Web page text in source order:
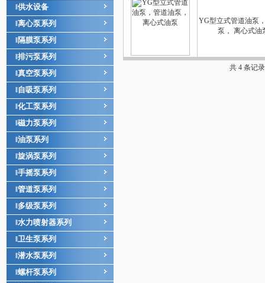
供水设备
离心泵系列
隔膜泵系列
排污泵系列
真空泵系列
自吸泵系列
化工泵系列
磁力泵系列
油泵系列
旋涡泵系列
手摇泵系列
管道泵系列
多级泵系列
水力喷射器系列
卫生泵系列
潜水泵系列
螺杆泵系列
YG型立式管道油泵
泵， 离心式油
共 4 条记